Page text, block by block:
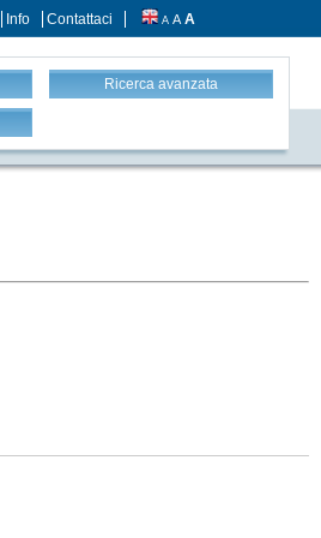
Info Contattaci A A A
Ricerca avanzata